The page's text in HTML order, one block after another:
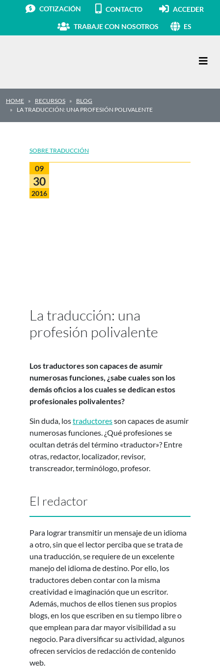
COTIZACIÓN CONTACTO ACCEDER
TRABAJE CON NOSOTROS ES
HOME RECURSOS
BLOG
LA TRADUCCIÓN: UNA PROFESIÓN POLIVALENTE
SOBRE TRADUCCIÓN
09
30
2016
La traducción: una
profesión polivalente
Los traductores son capaces de asumir
numerosas funciones, ¿sabe cuales son los
demás oficios a los cuales se dedican estos
profesionales polivalentes?
Sin duda, lostraductoresson capaces de asumir
numerosas funciones. ¿Qué profesiones se
ocultan detrás del término «traductor»? Entre
otras, redactor, localizador, revisor,
transcreador, terminólogo, profesor.
El redactor
Para lograr transmitir un mensaje de un idioma
a otro, sin que el lector perciba que se trata de
una traducción, se requiere de un excelente
manejo del idioma de destino. Por ello, los
traductores deben contar con la misma
creatividad e imaginación que un escritor.
Además, muchos de ellos tienen sus propios
blogs, en los que escriben en su tiempo libre o
que emplean para dar mayor visibilidad a su
negocio. Para diversificar su actividad, algunos
ofrecen servicios de redacción de contenido
web.